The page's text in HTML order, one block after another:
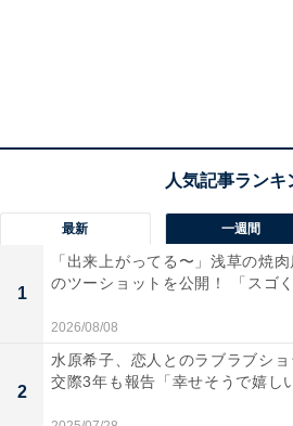
最新 一週間
1
「出来上がってる〜」浅草の焼
のツーショットを公開！ 「スゴ
2026/08/08
2
水原希子、恋人とのラブラブショ
交際3年も報告「幸せそうで嬉し